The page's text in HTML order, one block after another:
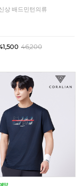
상 배드민턴의류
46,200